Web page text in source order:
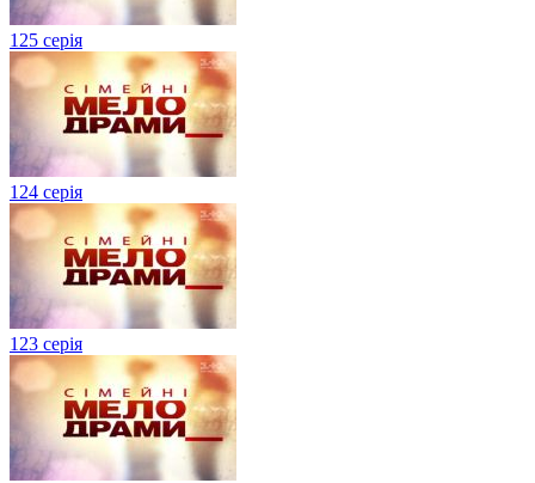
125 серія
124 серія
123 серія